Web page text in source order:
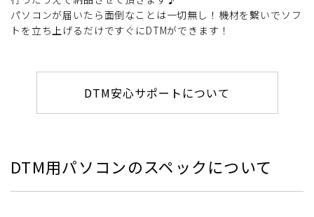
パソコンが届いたら面倒なことは一切無し！機材を繋いでソフ
トを立ち上げるだけですぐにDTMができます！
DTM安心サポートについて
DTM用パソコンのスペックについて